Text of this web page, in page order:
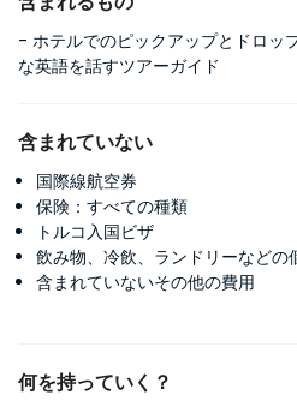
- ホテルでのピックアップとドロッ
な英語を話すツアーガイド
含まれていない
国際線航空券
保険：すべての種類
トルコ入国ビザ
飲み物、冷飲、ランドリーなどの
含まれていないその他の費用
何を持っていく？